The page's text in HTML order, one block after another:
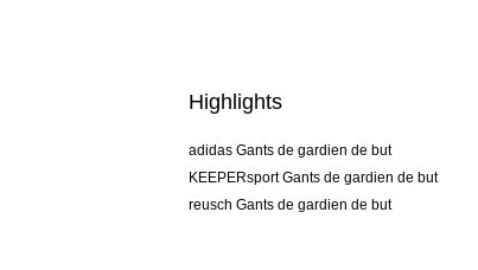
Highlights
adidas Gants de gardien de but
KEEPERsport Gants de gardien de but
reusch Gants de gardien de but